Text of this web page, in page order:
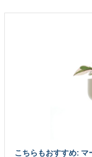
こちらもおすすめ: